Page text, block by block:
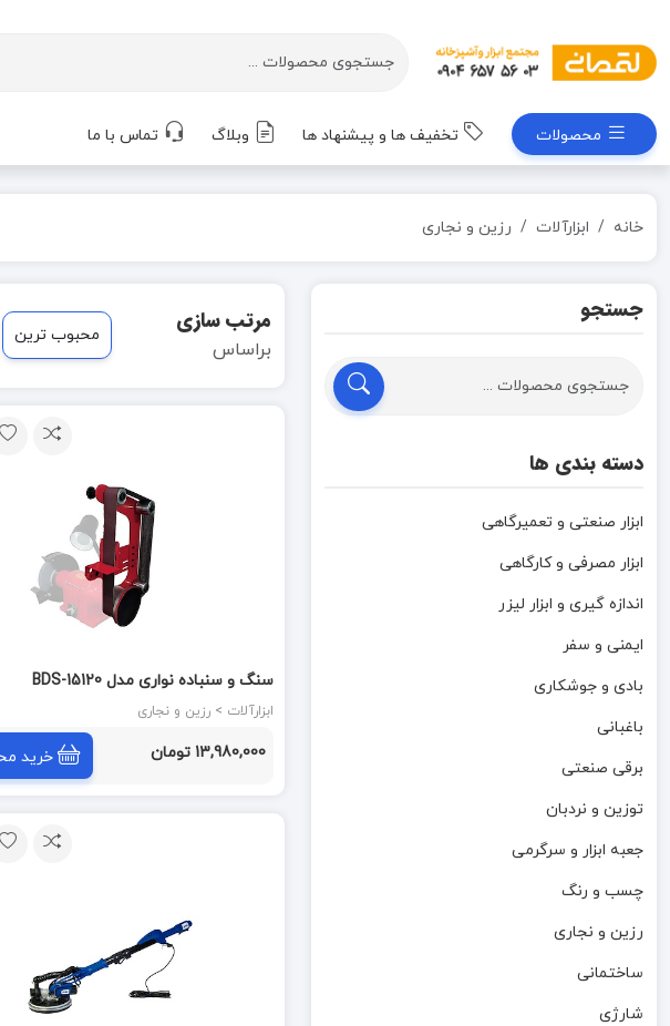
محصولات تخفیف ها و پیشنهاد ها وبلاگ تماس با ما
خانه ابزارآلات رزین و نجاری
جستجو
دسته بندی ها
ابزار صنعتی و تعمیرگاهی
ابزار مصرفی و کارگاهی
اندازه گیری و ابزار لیزر
ایمنی و سفر
بادی و جوشکاری
باغبانی
برقی صنعتی
توزین و نردبان
جعبه ابزار و سرگرمی
چسب و رنگ
رزین و نجاری
ساختمانی
شارژی
مرتب سازی
براساس
محبوب ترین
سنگ و سنباده نواری مدل BDS-15120
(1111300) محک MAHAK
ابزارآلات > رزین و نجاری
13,980,000 تومان خرید